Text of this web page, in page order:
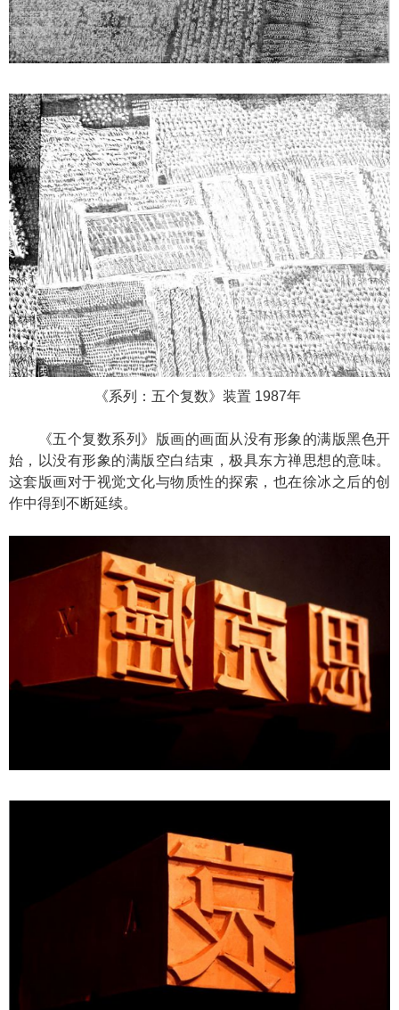
《系列：五个复数》装置 1987年
《五个复数系列》版画的画面从没有形象的满版黑色开
始，以没有形象的满版空白结束，极具东方禅思想的意味。
这套版画对于视觉文化与物质性的探索，也在徐冰之后的创
作中得到不断延续。